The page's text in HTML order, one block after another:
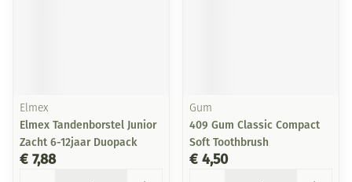
Elmex
Elmex Tandenborstel Junior
Zacht 6-12jaar Duopack
€ 7,88
Gum
409 Gum Classic Compact
Soft Toothbrush
€ 4,50